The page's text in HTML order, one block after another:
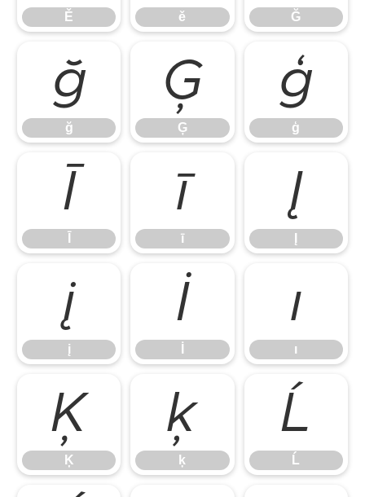
Ě ě Ğ
ğ
ğ
Ģ
Ģ
ģ
ģ
Ī ī
ī
Į
į
į
İ ı
ı
Ķ
Ķ
ķ
ķ
Ĺ
Ĺ